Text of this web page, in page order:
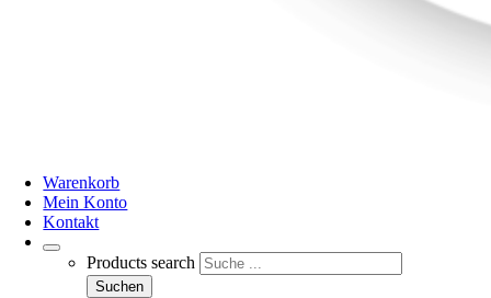
Warenkorb
Mein Konto
Kontakt
Products search
Suchen